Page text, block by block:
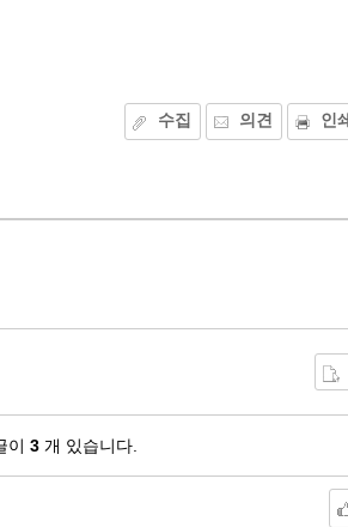
수집 의견 인
이 3 개 있습니다.